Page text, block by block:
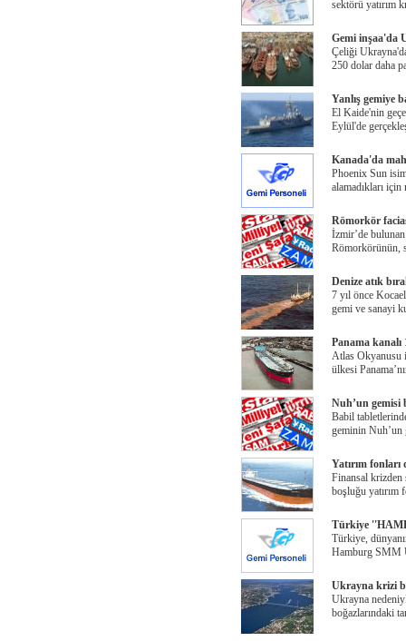
sektörü yatırım
Gemi inşaa'da
Çeliği
250 dolar daha
Yanlış gemiye
El Kaide'nin
Eylül'de
Kanada'da
Phoenix Sun
alamadıkları
Römorkör
İzmir’de
Denize atık
7 yıl önce
gemi ve sanayi
Panama kanalı
Atlas Okyanusu
ülkesi
Nuh’un gemisi
Babil
geminin
Yatırım fonları
Finansal krizden
boşluğu
Türkiye
Türkiye,
Hamburg SMM
Ukrayna krizi
Ukrayna
boğazlarındaki